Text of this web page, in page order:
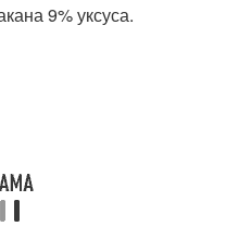
9% уксуса.